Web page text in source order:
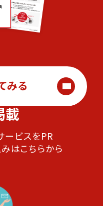
みる
載
ービスをPR
はこちらから